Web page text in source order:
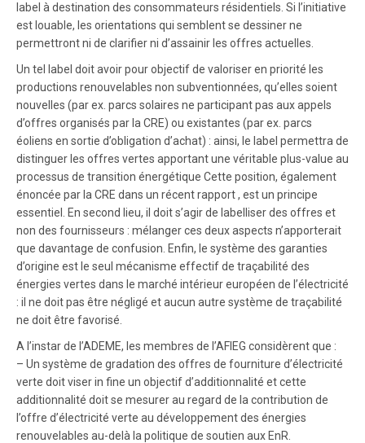
label à destination des consommateurs résidentiels. Si l’initiative
est louable, les orientations qui semblent se dessiner ne
permettront ni de clarifier ni d’assainir les offres actuelles.
Un tel label doit avoir pour objectif de valoriser en priorité les
productions renouvelables non subventionnées, qu’elles soient
nouvelles (par ex. parcs solaires ne participant pas aux appels
d’offres organisés par la CRE) ou existantes (par ex. parcs
éoliens en sortie d’obligation d’achat) : ainsi, le label permettra de
distinguer les offres vertes apportant une véritable plus-value au
processus de transition énergétique Cette position, également
énoncée par la CRE dans un récent rapport , est un principe
essentiel. En second lieu, il doit s’agir de labelliser des offres et
non des fournisseurs : mélanger ces deux aspects n’apporterait
que davantage de confusion. Enfin, le système des garanties
d’origine est le seul mécanisme effectif de traçabilité des
énergies vertes dans le marché intérieur européen de l’électricité
: il ne doit pas être négligé et aucun autre système de traçabilité
ne doit être favorisé.
A l’instar de l’ADEME, les membres de l’AFIEG considèrent que :
– Un système de gradation des offres de fourniture d’électricité
verte doit viser in fine un objectif d’additionnalité et cette
additionnalité doit se mesurer au regard de la contribution de
l’offre d’électricité verte au développement des énergies
renouvelables au-delà la politique de soutien aux EnR.